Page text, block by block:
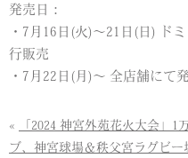
発売日：
・7月16日(火)〜21日(日) ド
行販売
・7月22日(月)〜 全店舗にて
«
「2024 神宮外苑花火大会」
ブ、神宮球場＆秩父宮ラグビー